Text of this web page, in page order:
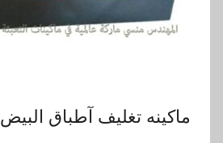
ماكينه تغليف آطباق البيض